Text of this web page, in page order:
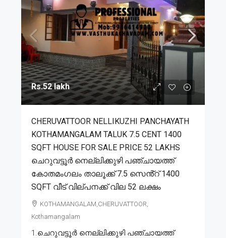
Rs.52 lakh
CHERUVATTOOR NELLIKUZHI PANCHAYATH
KOTHAMANGALAM TALUK 7.5 CENT 1400
SQFT HOUSE FOR SALE PRICE 52 LAKHS
ചെറുവട്ടൂർ നെല്ലിക്കുഴി പഞ്ചായത്ത്
കോതമംഗലം താലൂക്ക് 7.5 സെൻ്റ് 1400
SQFT വീട് വില്പനക്ക് വില 52 ലക്ഷം
KOTHAMANGALAM,CHERUVATTOOR,
Kothamangalam
1.ചെറുവട്ടൂർ നെല്ലിക്കുഴി പഞ്ചായത്ത്